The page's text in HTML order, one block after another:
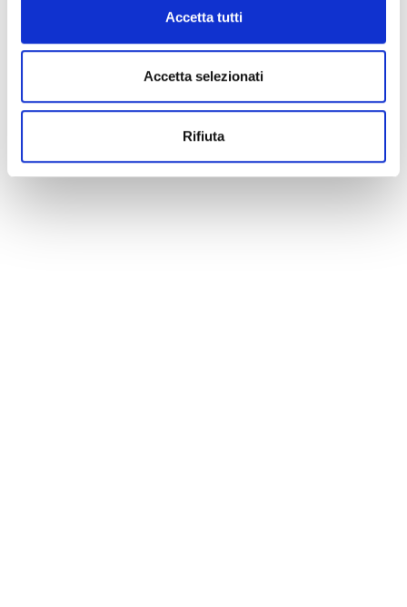
Accetta tutti
Accetta selezionati
Rifiuta